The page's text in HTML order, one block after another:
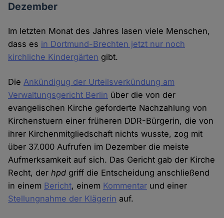
Dezember
Im letzten Monat des Jahres lasen viele Menschen,
dass es in Dortmund-Brechten jetzt nur noch
kirchliche Kindergärten gibt.
DieAnkündigug der Urteilsverkündung am
Verwaltungsgericht Berlin über die von der
evangelischen Kirche geforderte Nachzahlung von
Kirchenstuern einer früheren DDR-Bürgerin, die von
ihrer Kirchenmitgliedschaft nichts wusste, zog mit
über 37.000 Aufrufen im Dezember die meiste
Aufmerksamkeit auf sich. Das Gericht gab der Kirche
Recht, derhpd griff die Entscheidung anschließend
in einem Bericht, einem Kommentar und einer
Stellungnahme der Klägerin auf.